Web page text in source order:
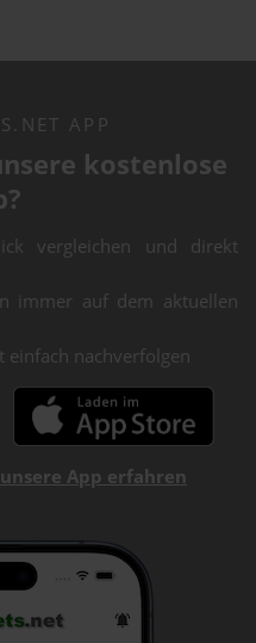
APP
kostenlose
vergleichen und direkt
immer auf dem aktuellen
einfach nachverfolgen
App erfahren